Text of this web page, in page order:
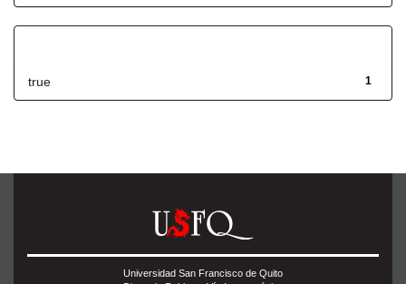
1
true
Universidad San Francisco de Quito